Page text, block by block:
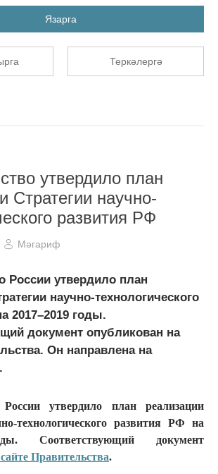
Язарга
Теркәлергә
утвердило план
Стратегии научно-
развития РФ
Мәгариф
России утвердило план
научно-технологического
2017–2019 годы.
документ опубликован на
Он направлена на
России утвердило план реализации
технологического развития РФ на
Соответствующий документ
Правительства.